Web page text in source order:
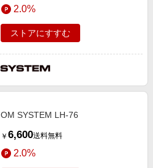
2.0%
ストアにすすむ
OM SYSTEM LH-76
￥ 6,600送料無料
2.0%